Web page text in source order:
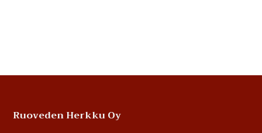
Footer
Ruoveden Herkku Oy